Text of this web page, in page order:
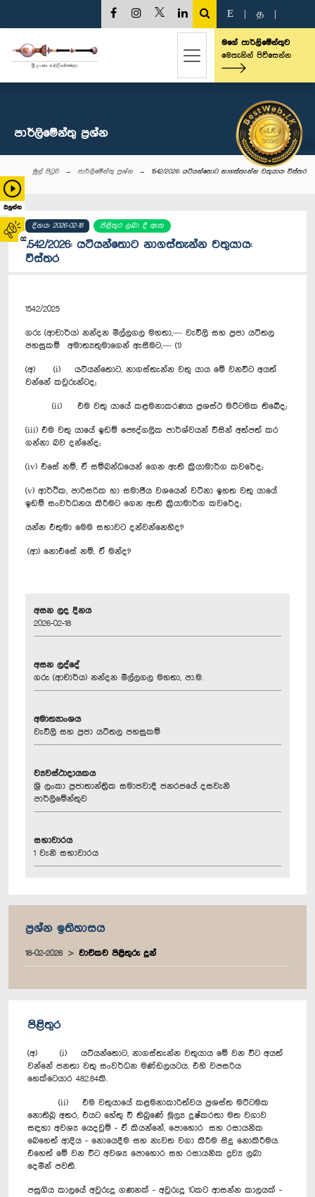
බලන්න
02
E த
මගේ පාර්ලිමේන්තුව
මෙතැනින් පිවිසෙන්න
පාර්ලි‌මේන්තු‌ ප්‍රශ්න
මුල් පිටුව පාර්ලි‌මේන්තු‌ ප්‍රශ්න 1542/2026: යටියන්තොට නාගස්තැන්න වතුයාය: විස්තර
දිනය: 2026-02-18 පිළිතුර ලබා දී ඇත
1542/2026: යටියන්තොට නාගස්තැන්න වතුයාය:
විස්තර
1542/2025
ගරු (ආචාර්ය) නන්දන මිල්ලගල මහතා,— වැවිලි සහ ප්‍රජා යටිතල
පහසුකම් අමාත්‍යතුමාගෙන් ඇසීමට,— (1)
(අ) (i) යටියන්තොට, නාගස්තැන්න වතු යාය මේ වනවිට අයත්
වන්නේ කවුරුන්ටද;
(ii) එම වතු යායේ කළමනාකරණය ප්‍රශස්ථ මට්ටමක තිබේද;
(iii) එම වතු යායේ ඉඩම් පෞද්ගලික පාර්ශ්වයන් විසින් ‍අත්පත් කර
ගන්නා බව දන්නේද;
(iv) එසේ නම්, ඒ සම්බන්ධයෙන් ගෙන ඇති ක්‍රියාමාර්ග කවරේද;
(v) ආර්ථික, පාරිසරික හා සමාජීය වශයෙන් වටිනා ඉහත වතු යායේ
ඉඩම් සංවර්ධනය කිරීමට ගෙන ඇති ක්‍රියාමාර්ග කවරේද;
‍යන්න එතුමා මෙම සභාවට දන්වන්නෙහිද?
(ආ) නොඑසේ නම්, ඒ මන්ද?
අසන ලද දිනය
2026-02-18
අසන ලද්දේ
ගරු (ආචාර්ය) නන්දන මිල්ලගල මහතා, පා.ම.
අමාත්‍යාංශය
වැවිලි සහ ප්‍රජා යටිතල පහසුකම්
ව්‍යවස්ථාදායකය
ශ්‍රී ලංකා ප්‍රජාතාන්ත්‍රික සමාජවාදී ජනරජයේ දසවැනි
පාර්ලිමේන්තුව
සභාවාරය
1 වැනි සභාවාරය
ප්‍රශ්න ඉතිහාසය
18-02-2026 වාචිකව පිළිතුරු දුන්
පිළිතුර
(අ) (i) යටියන්තොට, නාගස්තැන්න වතුයාය මේ වන විට අයත්
වන්නේ ජනතා වතු සංවර්ධන මණ්ඩලයටය. එහි වපසරිය
හෙක්ටෙයාර 482.84කි.
(ii) එම වතුයායේ කළමනාකාරිත්වය ප්‍රශස්ත මට්ටමක
නොතිබූ අතර, එයට හේතු වී තිබුණේ මූල්‍ය දුෂ්කරතා මත වගාව
සඳහා අවශ්‍ය යෙදවුම් - ඒ කියන්නේ, ‍පොහොර සහ රසායනික
බෙහෙත් ආදිය - ‍නොයෙදීම සහ නැවත වගා කිරීම සිදු නොකිරීමය.
එහෙත් ‍මේ වන විට අවශ්‍ය පොහොර සහ රසායනික ද්‍රව්‍ය ලබා
දෙමින් පවතී.
පසුගිය කාලයේ අවුරුදු ගණනක් - අවුරුදු 10කට ආසන්න කාලයක් -